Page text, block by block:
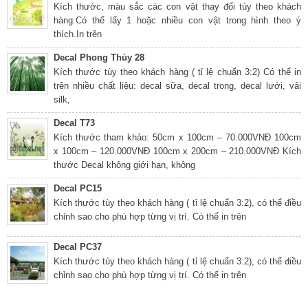
Kích thước, màu sắc các con vật thay đổi tùy theo khách
hàng.Có thể lấy 1 hoặc nhiều con vật trong hình theo ý
thích.In trên
Decal Phong Thủy 28
Kích thước tùy theo khách hàng ( tỉ lệ chuẩn 3:2) Có thể in
trên nhiều chất liệu: decal sữa, decal trong, decal lưới, vải
silk,
Decal T73
Kích thước tham khảo: 50cm x 100cm – 70.000VNĐ 100cm
x 100cm – 120.000VNĐ 100cm x 200cm – 210.000VNĐ Kích
thước Decal không giới hạn, không
Decal PC15
Kích thước tùy theo khách hàng ( tỉ lệ chuẩn 3:2), có thể điều
chỉnh sao cho phù hợp từng vị trí. Có thể in trên
Decal PC37
Kích thước tùy theo khách hàng ( tỉ lệ chuẩn 3:2), có thể điều
chỉnh sao cho phù hợp từng vị trí. Có thể in trên